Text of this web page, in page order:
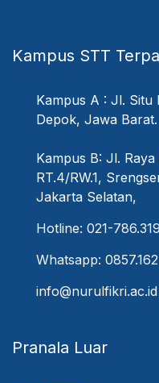
Kampus STT
Kampus A : Jl. Situ
Depok, Jawa Barat.
Kampus B: Jl.
RT.4/RW.1,
Jakarta Selatan,
Hotline: 021-
Whatsapp:
info@nurulfikri.ac.id
Pranala Luar